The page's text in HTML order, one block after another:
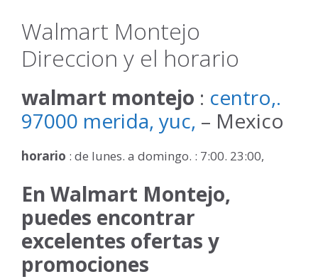
Walmart Montejo
Direccion y el horario
walmart montejo : centro,.
97000 merida, yuc, – Mexico
horario : de lunes. a domingo. : 7:00. 23:00,
En Walmart Montejo,
puedes encontrar
excelentes ofertas y
promociones